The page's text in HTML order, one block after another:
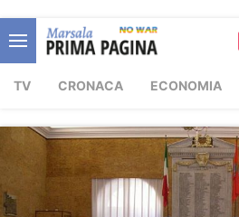
TV CRONACA ECONOMIA